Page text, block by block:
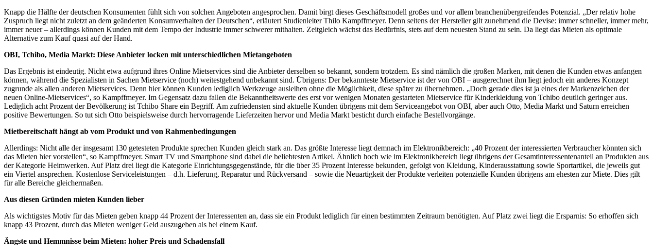
Knapp die Hälfte der deutschen Konsumenten fühlt sich von solchen Angeboten angesprochen. Damit birgt dieses Geschäftsmodell großes und vor allem branchenübergreifendes Potenzial. „Der relativ hohe
Zuspruch liegt nicht zuletzt an dem geänderten Konsumverhalten der Deutschen“, erläutert Studienleiter Thilo Kampffmeyer. Denn seitens der Hersteller gilt zunehmend die Devise: immer schneller, immer mehr,
immer neuer – allerdings können Kunden mit dem Tempo der Industrie immer schwerer mithalten. Zeitgleich wächst das Bedürfnis, stets auf dem neuesten Stand zu sein. Da liegt das Mieten als optimale
Alternative zum Kauf quasi auf der Hand.
OBI, Tchibo, Media Markt: Diese Anbieter locken mit unterschiedlichen Mietangeboten
Das Ergebnis ist eindeutig. Nicht etwa aufgrund ihres Online Mietservices sind die Anbieter derselben so bekannt, sondern trotzdem. Es sind nämlich die großen Marken, mit denen die Kunden etwas anfangen
können, während die Spezialisten in Sachen Mietservice (noch) weitestgehend unbekannt sind. Übrigens: Der bekannteste Mietservice ist der von OBI – ausgerechnet ihm liegt jedoch ein anderes Konzept
zugrunde als allen anderen Mietservices. Denn hier können Kunden lediglich Werkzeuge ausleihen ohne die Möglichkeit, diese später zu übernehmen. „Doch gerade dies ist ja eines der Markenzeichen der
neuen Online-Mietservices“, so Kampffmeyer. Im Gegensatz dazu fallen die Bekanntheitswerte des erst vor wenigen Monaten gestarteten Mietservice für Kinderkleidung von Tchibo deutlich geringer aus.
Lediglich acht Prozent der Bevölkerung ist Tchibo Share ein Begriff. Am zufriedensten sind aktuelle Kunden übrigens mit dem Serviceangebot von OBI, aber auch Otto, Media Markt und Saturn erreichen
positive Bewertungen. So tut sich Otto beispielsweise durch hervorragende Lieferzeiten hervor und Media Markt besticht durch einfache Bestellvorgänge.
Mietbereitschaft hängt ab vom Produkt und von Rahmenbedingungen
Allerdings: Nicht alle der insgesamt 130 getesteten Produkte sprechen Kunden gleich stark an. Das größte Interesse liegt demnach im Elektronikbereich: „40 Prozent der interessierten Verbraucher könnten sich
das Mieten hier vorstellen“, so Kampffmeyer. Smart TV und Smartphone sind dabei die beliebtesten Artikel. Ähnlich hoch wie im Elektronikbereich liegt übrigens der Gesamtinteressentenanteil an Produkten aus
der Kategorie Heimwerken. Auf Platz drei liegt die Kategorie Einrichtungsgegenstände, für die über 35 Prozent Interesse bekunden, gefolgt von Kleidung, Kinderausstattung sowie Sportartikel, die jeweils gut
ein Viertel ansprechen. Kostenlose Serviceleistungen – d.h. Lieferung, Reparatur und Rückversand – sowie die Neuartigkeit der Produkte verleiten potenzielle Kunden übrigens am ehesten zur Miete. Dies gilt
für alle Bereiche gleichermaßen.
Aus diesen Gründen mieten Kunden lieber
Als wichtigstes Motiv für das Mieten geben knapp 44 Prozent der Interessenten an, dass sie ein Produkt lediglich für einen bestimmten Zeitraum benötigten. Auf Platz zwei liegt die Ersparnis: So erhoffen sich
knapp 43 Prozent, durch das Mieten weniger Geld auszugeben als bei einem Kauf.
Ängste und Hemmnisse beim Mieten: hoher Preis und Schadensfall